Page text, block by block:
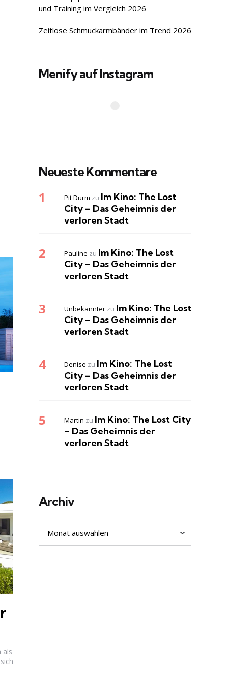
als
und Training im Vergleich 2026
Zeitlose Schmuckarmbänder im Trend 2026
Menify auf Instagram
Neueste Kommentare
Pit Durm zu Im Kino: The Lost
City – Das Geheimnis der
verloren Stadt
Pauline zu Im Kino: The Lost
City – Das Geheimnis der
verloren Stadt
Unbekannter zu Im Kino: The Lost
City – Das Geheimnis der
verloren Stadt
Denise zu Im Kino: The Lost
City – Das Geheimnis der
verloren Stadt
Martin zu Im Kino: The Lost City
– Das Geheimnis der
verloren Stadt
Archiv